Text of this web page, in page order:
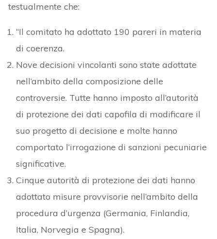
testualmente che:
“Il comitato ha adottato 190 pareri in materia
di coerenza.
Nove decisioni vincolanti sono state adottate
nell’ambito della composizione delle
controversie. Tutte hanno imposto all’autorità
di protezione dei dati capofila di modificare il
suo progetto di decisione e molte hanno
comportato l’irrogazione di sanzioni pecuniarie
significative.
Cinque autorità di protezione dei dati hanno
adottato misure provvisorie nell’ambito della
procedura d’urgenza (Germania, Finlandia,
Italia, Norvegia e Spagna).